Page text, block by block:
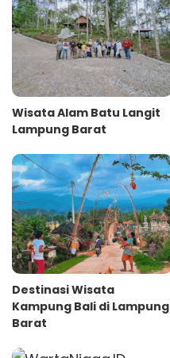
Wisata Alam Batu Langit
Lampung Barat
Destinasi Wisata
Kampung Bali di Lampung
Barat